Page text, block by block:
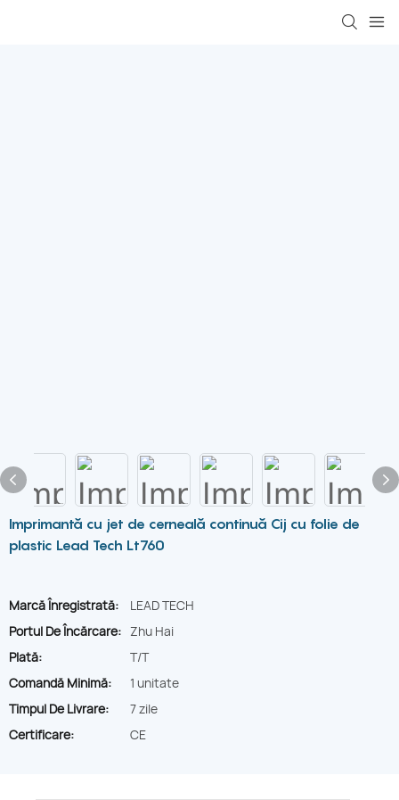
Imprimantă cu jet de cerneală continuă Cij cu folie de
plastic Lead Tech Lt760
Marcă Înregistrată:
LEAD TECH
Portul De Încărcare: Zhu Hai
Plată:
T/T
Comandă Minimă:
1 unitate
Timpul De Livrare:
7 zile
Certificare:
CE